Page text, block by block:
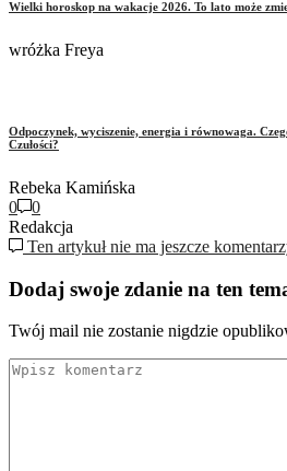
Wielki horoskop na wakacje 2026. To lato może
wróżka Freya
Odpoczynek, wyciszenie, energia i równowaga.
Czułości?
Rebeka Kamińska
0
0
Redakcja
Ten artykuł nie ma jeszcze
Dodaj swoje zdanie na ten
Twój mail nie zostanie nigdzie